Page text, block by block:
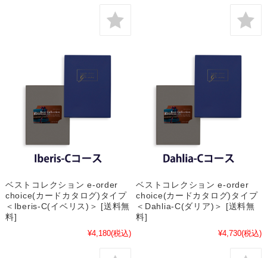
ベストコレクション e-order
choice(カードカタログ)タイプ
＜Iberis-C(イベリス)＞ [送料無
料]
¥4,180(税込)
ベストコレクション e-order
choice(カードカタログ)タイプ
＜Dahlia-C(ダリア)＞ [送料無
料]
¥4,730(税込)